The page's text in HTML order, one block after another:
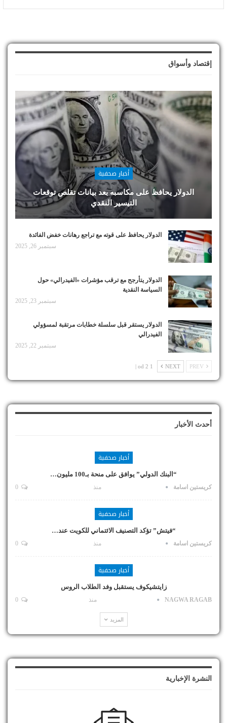
إقتصاد وأسواق
أخبار صحفية
الدولار يحافظ على مكاسبه بعد بيانات تقلص توقعات
التيسير النقدي
الدولار يحافظ على قوته مع تراجع رهانات خفض الفائدة
سبتمبر 26, 2025
الدولار يتأرجح مع ترقب مؤشرات «الفيدرالي» حول
السياسة النقدية
سبتمبر 23, 2025
الدولار يستقر قبل سلسلة خطابات مرتقبة لمسؤولي
الفيدرالي
سبتمبر 22, 2025
NEXT
1 od 2 |
أحدث الأخبار
أخبار صحفية
“البنك الدولي” يوافق على منحة بـ100 مليون…
كريستين اسامة منذ
أخبار صحفية
“فيتش” تؤكد التصنيف الائتماني للكويت عند…
كريستين اسامة منذ
أخبار صحفية
زايتشيكوف يستقبل وفد الطلاب الروس
NAGWA RAGAB منذ
المزيد
النشرة الإخبارية